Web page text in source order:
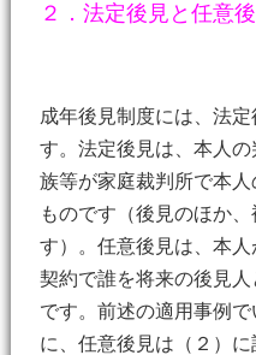
２．法定後見と任意
成年後見制度には、法
す。法定後見は、本人
族等が家庭裁判所で本
ものです（後見のほか
す）。任意後見は、本
契約で誰を将来の後見
です。前述の適用事例で
に、任意後見は（２）に